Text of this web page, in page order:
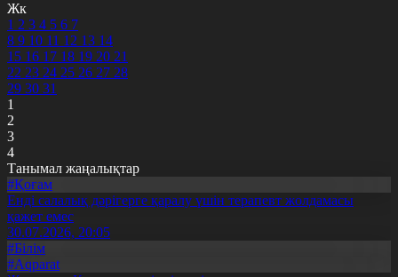
Жк
1 2 3 4 5 6 7
8 9 10 11 12 13 14
15 16 17 18 19 20 21
22 23 24 25 26 27 28
29 30 31
1
2
3
4
Танымал жаңалықтар
#Қоғам
Енді салалық дәрігерге қаралу үшін терапевт жолдамасы
қажет емес
30.07.2026, 20:05
#Білім
#Aqparat